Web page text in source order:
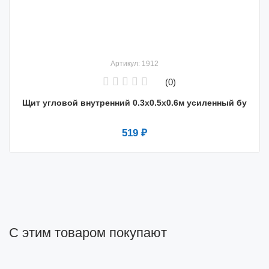
Артикул: 1912
(0)
Щит угловой внутренний 0.3х0.5х0.6м усиленный бу
519 ₽
С этим товаром покупают